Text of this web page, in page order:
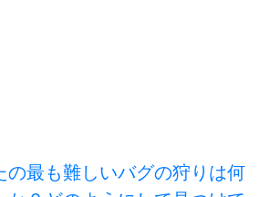
の最も難しいバグの狩りは何